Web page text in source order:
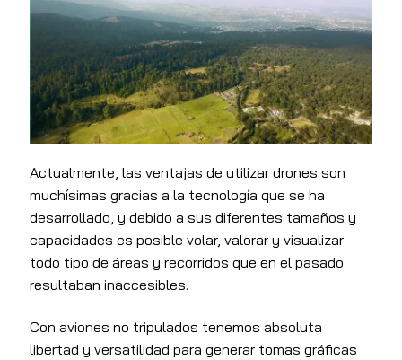
Actualmente, las ventajas de utilizar drones son
muchísimas gracias a la tecnología que se ha
desarrollado, y debido a sus diferentes tamaños y
capacidades es posible volar, valorar y visualizar
todo tipo de áreas y recorridos que en el pasado
resultaban inaccesibles.
Con aviones no tripulados tenemos absoluta
libertad y versatilidad para generar tomas gráficas